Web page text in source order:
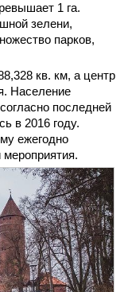
1 га.
зелени,
парков,
кв. км, а центр
Население
последней
в 2016 году.
ежегодно